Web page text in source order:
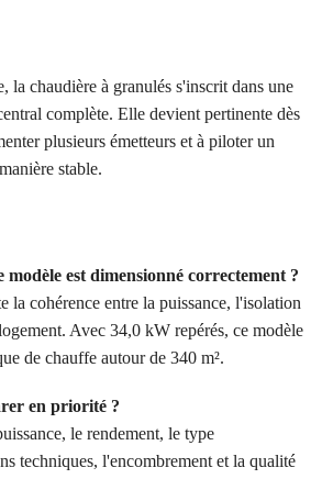
la chaudière à granulés s'inscrit dans une
complète. Elle devient pertinente dès
plusieurs émetteurs et à piloter un
stable.
modèle est dimensionné correctement ?
la cohérence entre la puissance, l'isolation
Avec 34,0 kW repérés, ce modèle
de chauffe autour de 340 m².
en priorité ?
le rendement, le type
techniques, l'encombrement et la qualité